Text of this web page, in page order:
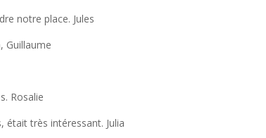
notre place. Jules
Guillaume
Rosalie
très intéressant. Julia